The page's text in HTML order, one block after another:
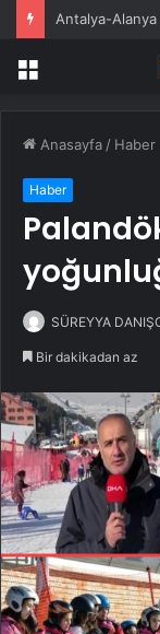
Menü
Anasayfa / Haber
Haber
SÜREYYA
Bir dakikadan az